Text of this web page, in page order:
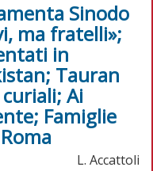
Sinodo
ma fratelli»;
in
Tauran
Ai
Famiglie
L. Accattoli